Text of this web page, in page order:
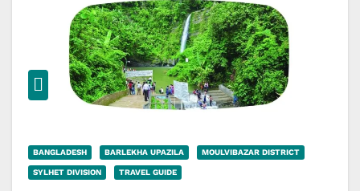
BANGLADESH BARLEKHA UPAZILA MOULVIBAZAR DISTRICT
SYLHET DIVISION TRAVEL GUIDE